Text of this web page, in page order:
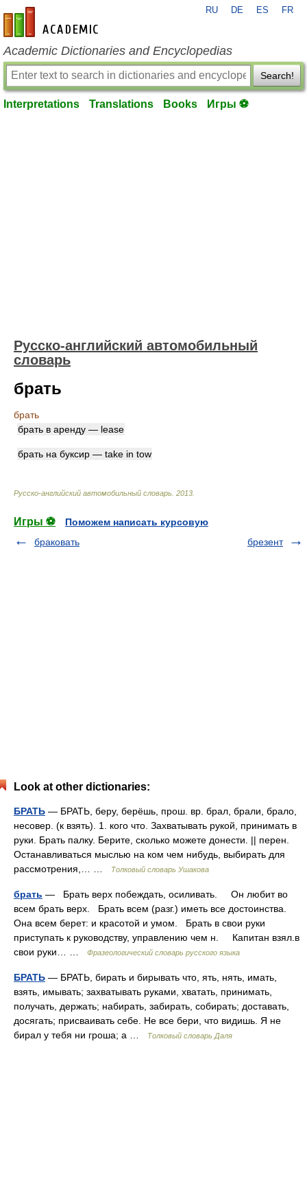
en-academic.com
RU DE ES FR
Academic Dictionaries and Encyclopedias
Search!
Interpretations Translations Books Игры ⚽
Русско-английский автомобильный
словарь
брать
брать
брать в аренду — lease
брать на буксир — take in tow
Русско-английский автомобильный словарь 2013
Игры ⚽
Поможем написать курсовую
браковать
брезент
Look at other dictionaries:
БРАТЬ — БРАТЬ, беру, берёшь, прош. вр. брал, брали, брало,
несовер. (к взять). 1. кого что. Захватывать рукой, принимать в
руки. Брать палку. Берите, сколько можете донести. || перен.
Останавливаться мыслью на ком чем нибудь, выбирать для
рассмотрения,… …
Толковый словарь Ушакова
брать — Брать верх побеждать, осиливать. Он любит во
всем брать верх. Брать всем (разг.) иметь все достоинства.
Она всем берет: и красотой и умом. Брать в свои руки
приступать к руководству, управлению чем н. Капитан взял.в
свои руки… …
Фразеологический словарь русского языка
БРАТЬ — БРАТЬ, бирать и бирывать что, ять, нять, имать,
взять, имывать; захватывать руками, хватать, принимать,
получать, держать; набирать, забирать, собирать; доставать,
досягать; присваивать себе. Не все бери, что видишь. Я не
бирал у тебя ни гроша; а …
Толковый словарь Даля